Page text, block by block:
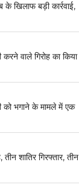
खिलाफ बड़ी कार्रवाई,
वाले गिरोह का किया
को भगाने के मामले में एक
शातिर गिरफ्तार, तीन